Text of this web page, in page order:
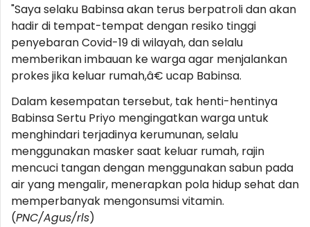
"Saya selaku Babinsa akan terus berpatroli dan akan
hadir di tempat-tempat dengan resiko tinggi
penyebaran Covid-19 di wilayah, dan selalu
memberikan imbauan ke warga agar menjalankan
prokes jika keluar rumah,â€ ucap Babinsa.
Dalam kesempatan tersebut, tak henti-hentinya
Babinsa Sertu Priyo mengingatkan warga untuk
menghindari terjadinya kerumunan, selalu
menggunakan masker saat keluar rumah, rajin
mencuci tangan dengan menggunakan sabun pada
air yang mengalir, menerapkan pola hidup sehat dan
memperbanyak mengonsumsi vitamin.
(PNC/Agus/rls)